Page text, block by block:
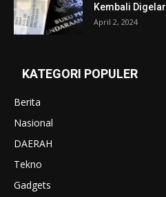
Kembali Digelar
April 2, 2024
KATEGORI POPULER
Berita
Nasional
DAERAH
Tekno
Gadgets